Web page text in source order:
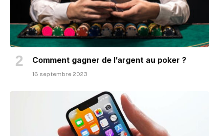
Comment gagner de l’argent au poker ?
16 septembre 2023